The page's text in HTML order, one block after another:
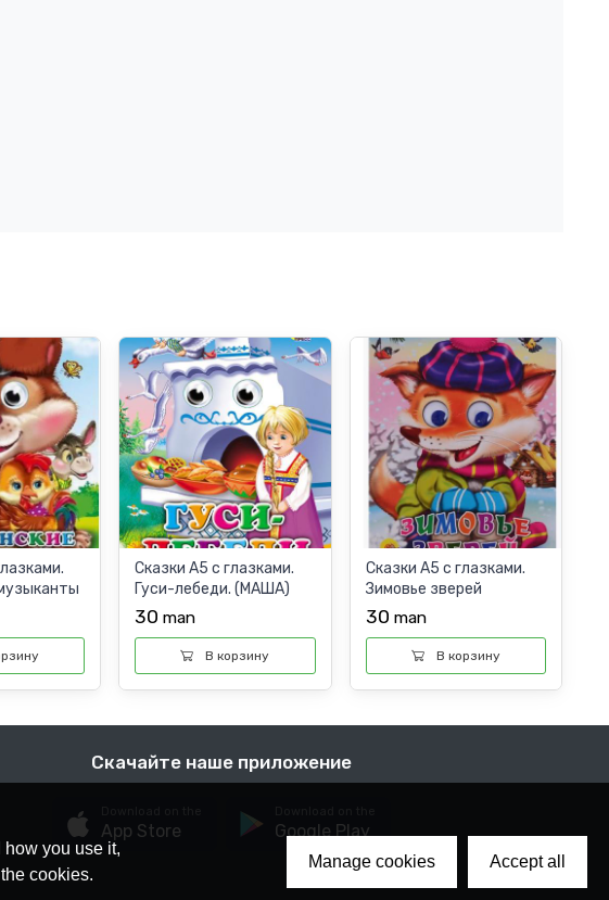
Сказки А5 с глазками.
Гуси-лебеди. (МАША)
30man
В корзину
Сказки А5 с глазками.
Зимовье зверей
30 man
В корзину
you use it,
cookies.
Manage cookies Accept all
Скачайте наше приложение
App Store Google Play